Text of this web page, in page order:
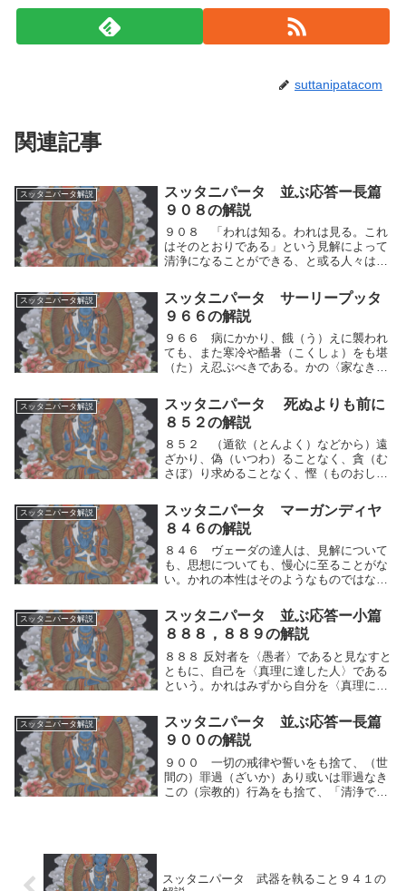
suttanipatacom
関連記事
スッタニパータ解説
スッタニパータ 並ぶ応答ー長篇
９０８の解説
９０８ 「われは知る。われは見る。これ
はそのとおりである」という見解によって
清浄になることができる、と或る人々は理
それがそなたにとって、何の用があるのだ
ろう。かれらは、正しい道を踏みはずし
て、他人によっ...
スッタニパータ解説
スッタニパータ サーリープッタ
９６６の解説
９６６ 病にかかり、餓（う）えに襲われ
ても、また寒冷や酷暑（こくしょ）をも堪
（た）え忍ぶべきである。かの〈家なき
ろいろ多くても、勇気をたもって、堅固
（けんご）に努力をなすべきである。病に
かかり、餓（う）...
スッタニパータ解説
スッタニパータ 死ぬよりも前に
８５２の解説
８５２ （遁欲（とんよく）などから）遠
ざかり、偽（いつわ）ることなく、貪（む
さぼ）り求めることなく、慳（ものおし）
（きら）われず、両舌（かげぐち）を事と
しない。人間的思考の運動からなる遁欲
（とんよく）など...
スッタニパータ解説
スッタニパータ マーガンディヤ
８４６の解説
８４６ ヴェーダの達人は、見解について
も、思想についても、慢心に至ることがな
い。かれの本性はそのようなものではない
導かれないし、また伝統的な学問によって
も導かれない。かれは執着の巣窟に導きい
れられること...
スッタニパータ解説
スッタニパータ 並ぶ応答ー小篇
８８８，８８９の解説
８８８ 反対者を〈愚者〉であると見なすと
ともに、自己を〈真理に達した人〉である
という。かれはみずから自分を〈真理に達
し、そのように語る。８８９ かれは誤（あ
やま）った妄見を以てみたされ、驕慢（き
ょうまん...
スッタニパータ解説
スッタニパータ 並ぶ応答ー長篇
９００の解説
９００ 一切の戒律や誓いをも捨て、（世
間の）罪過（ざいか）あり或いは罪過なき
この（宗教的）行為をも捨て、「清浄であ
スッタニパータ 武器を執ること９４１の